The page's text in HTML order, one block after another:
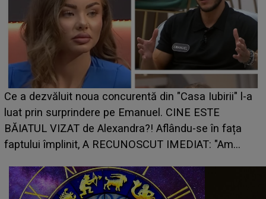
HOROSCOP 7 august 2026. Zodia care intră într-o
perioadă marcată de încercări. Problemele se adună
din toate părțile, iar o veste neașteptată îi dă planurile
peste cap